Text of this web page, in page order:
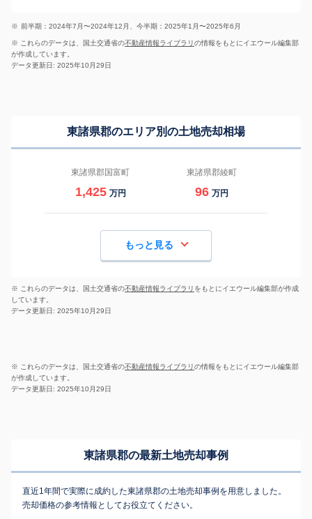
※ 前半期：2024年7月〜2024年12月、今半期：2025年1月〜2025年6月
※ これらのデータは、国土交通省の不動産情報ライブラリの情報をもとにイエウール編集部
が作成しています。
データ更新日: 2025年10月29日
東諸県郡のエリア別の土地売却相場
東諸県郡国富町
1,425 万円
東諸県郡綾町
96 万円
もっと見る
※ これらのデータは、国土交通省の不動産情報ライブラリ をもとにイエウール編集部が作成
しています。
データ更新日: 2025年10月29日
※ これらのデータは、国土交通省の不動産情報ライブラリの情報をもとにイエウール編集部
が作成しています。
データ更新日: 2025年10月29日
東諸県郡の最新土地売却事例
直近1年間で実際に成約した東諸県郡の土地売却事例を用意しました。
売却価格の参考情報としてお役立てください。